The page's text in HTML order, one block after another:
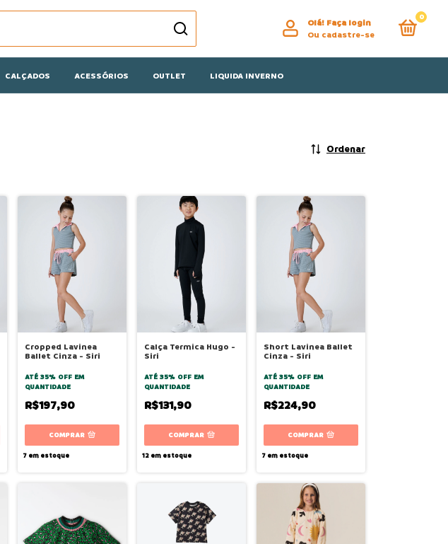
Olá! Faça login
Ou cadastre-se
0
CALÇADOS ACESSÓRIOS OUTLET LIQUIDA INVERNO
Ordenar
Cropped Lavinea
Ballet Cinza - Siri
ATÉ 35% OFF EM
QUANTIDADE
R$197,90
COMPRAR
7em estoque
Calça Termica Hugo -
Siri
ATÉ 35% OFF EM
QUANTIDADE
R$131,90
COMPRAR
12em estoque
Short Lavinea Ballet
Cinza - Siri
ATÉ 35% OFF EM
QUANTIDADE
R$224,90
COMPRAR
7em estoque